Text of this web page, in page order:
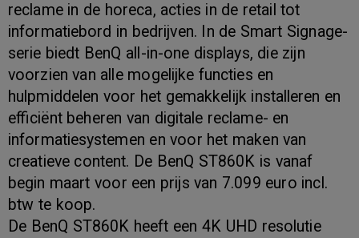
reclame in de horeca, acties in de retail tot
informatiebord in bedrijven. In de Smart Signage-
serie biedt BenQ all-in-one displays, die zijn
voorzien van alle mogelijke functies en
hulpmiddelen voor het gemakkelijk installeren en
efficiënt beheren van digitale reclame- en
informatiesystemen en voor het maken van
creatieve content. De BenQ ST860K is vanaf
begin maart voor een prijs van 7.099 euro incl.
btw te koop.
De BenQ ST860K heeft een 4K UHD resolutie